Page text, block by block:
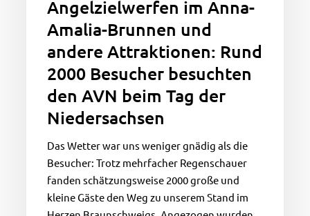
beim
Niedersachsen
Angelzielwerfen im Anna-
Amalia-Brunnen und
andere Attraktionen: Rund
2000 Besucher besuchten
den AVN beim Tag der
Niedersachsen
Das Wetter war uns weniger gnädig als die
Besucher: Trotz mehrfacher Regenschauer
fanden schätzungsweise 2000 große und
kleine Gäste den Weg zu unserem Stand im